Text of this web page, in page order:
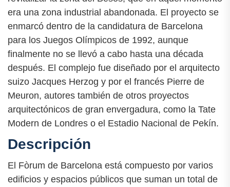
era una zona industrial abandonada. El proyecto se
enmarcó dentro de la candidatura de Barcelona
para los Juegos Olímpicos de 1992, aunque
finalmente no se llevó a cabo hasta una década
después. El complejo fue diseñado por el arquitecto
suizo Jacques Herzog y por el francés Pierre de
Meuron, autores también de otros proyectos
arquitectónicos de gran envergadura, como la Tate
Modern de Londres o el Estadio Nacional de Pekín.
Descripción
El Fòrum de Barcelona está compuesto por varios
edificios y espacios públicos que suman un total de